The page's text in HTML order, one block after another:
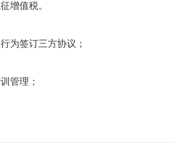
增值税。
为签订三方协议；
管理；